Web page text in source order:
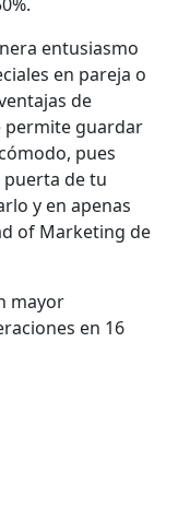
entusiasmo
en pareja o
de
permite guardar
pues
puerta de tu
y en apenas
of Marketing de
mayor
en 16